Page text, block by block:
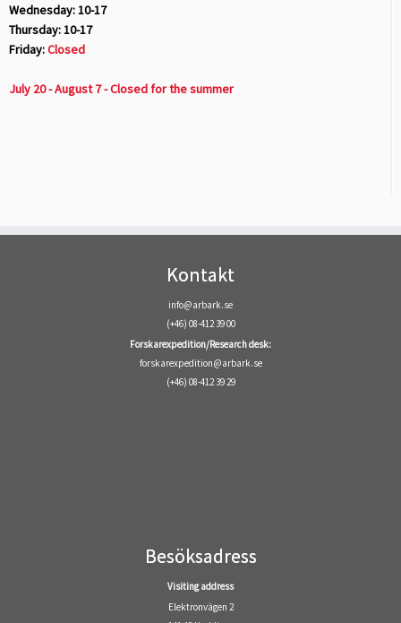
Wednesday: 10-17
Thursday: 10-17
Friday:Closed
July 20 - August 7 - Closed for the summer
Kontakt
info@arbark.se
(+46) 08-412 39 00
Forskarexpedition/Research desk:
forskarexpedition@arbark.se
(+46) 08-412 39 29
Besöksadress
Visiting address
Elektronvägen 2